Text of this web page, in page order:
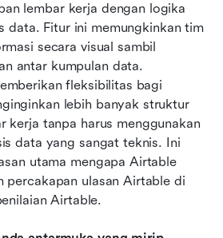
lembar kerja dengan logika
data. Fitur ini memungkinkan tim
secara visual sambil
antar kumpulan data.
fleksibilitas bagi
lebih banyak struktur
kerja tanpa harus menggunakan
data yang sangat teknis. Ini
utama mengapa Airtable
percakapan ulasan Airtable di
Airtable.